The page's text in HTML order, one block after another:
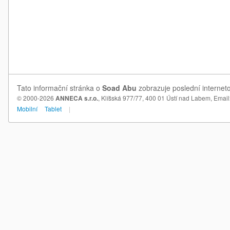
Tato informační stránka o Soad Abu zobrazuje poslední
© 2000-2026 ANNECA s.r.o., Klíšská 977/77, 400 01 Ústí nad Labem,
Mobilní
Tablet |